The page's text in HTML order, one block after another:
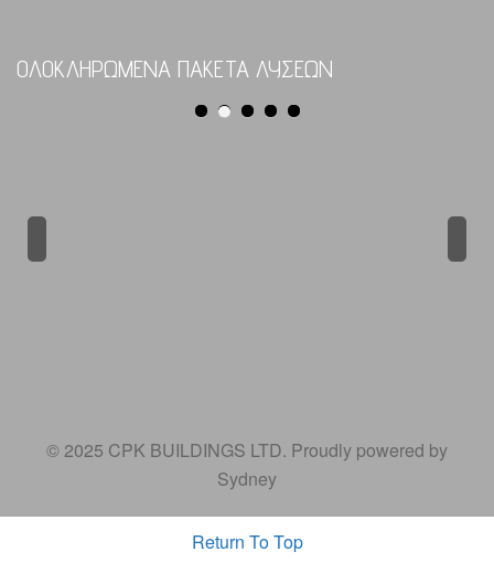
ΟΛΟΚΛΗΡΩΜΕΝΑ ΠΑΚΕΤΑ ΛΥΣΕΩΝ
Previous Next
© 2025 CPK BUILDINGS LTD. Proudly powered by
Sydney
Return To Top